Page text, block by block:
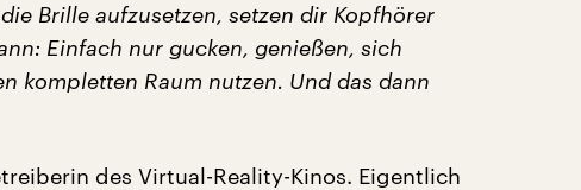
Brille aufzusetzen, setzen dir Kopfhörer
Einfach nur gucken, genießen, sich
kompletten Raum nutzen. Und das dann
des Virtual-Reality-Kinos. Eigentlich